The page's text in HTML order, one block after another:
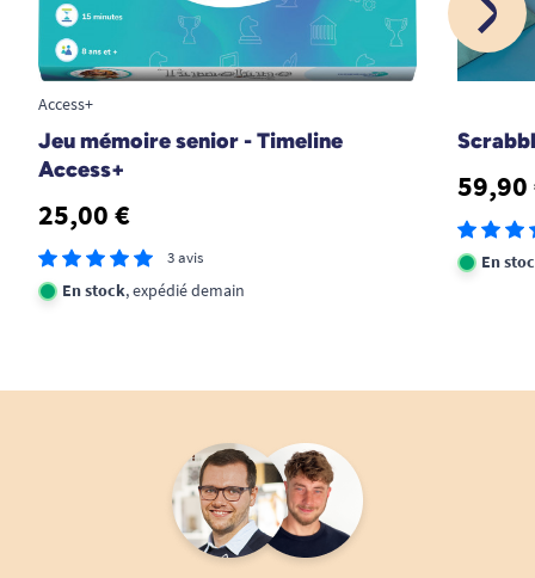
Access+
Jeu mémoire senior - Timeline
Access+
25,00 €
3 avis
En stock, expédié demain
59,90
En